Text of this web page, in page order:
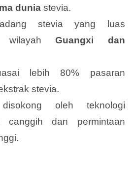
dunia stevia.
stevia yang luas
wilayahGuangxi dan
lebih 80% pasaran
stevia.
oleh teknologi
canggih dan permintaan